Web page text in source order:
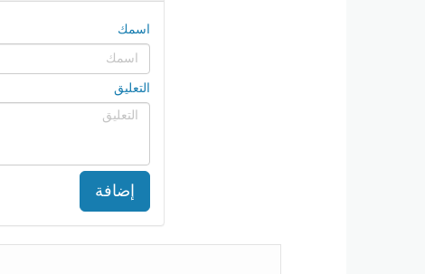
اسمك
التعليق
إضافة